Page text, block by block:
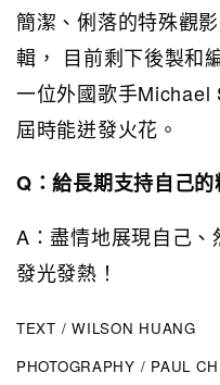
簡潔、俐落的特殊觀
輯， 目前剩下後製和
一位外國歌手Michael
屆時能迸發火花。
Q：給長期支持自己
A：盡情地展現自己
發光發熱！
TEXT / WILSON HUANG
PHOTOGRAPHY / PAUL